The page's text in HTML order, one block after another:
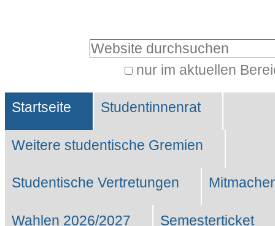
Website durchsuchen
nur im aktuellen
Suche…
Sektionen
Startseite Studentinnenrat
Weitere studentische Gremien
Studentische Vertretungen
Wahlen 2026/2027 Semesterticket